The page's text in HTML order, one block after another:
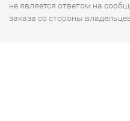
не является ответом на
заказа со стороны